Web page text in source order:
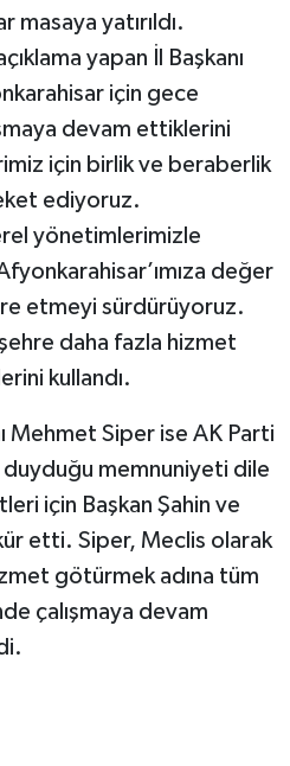
masaya yatırıldı.
yapan İl Başkanı
için gece
devam ettiklerini
için birlik ve beraberlik
ediyoruz.
yönetimlerimizle
değer
etmeyi sürdürüyoruz.
daha fazla hizmet
kullandı.
Mehmet Siper ise AK Parti
memnuniyeti dile
için Başkan Şahin ve
etti. Siper, Meclis olarak
götürmek adına tüm
çalışmaya devam